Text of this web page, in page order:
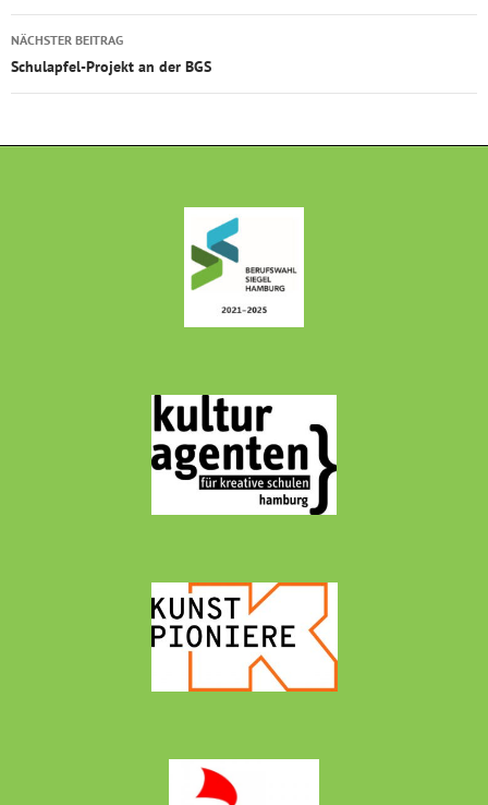
NÄCHSTER BEITRAG
Schulapfel-Projekt an der BGS